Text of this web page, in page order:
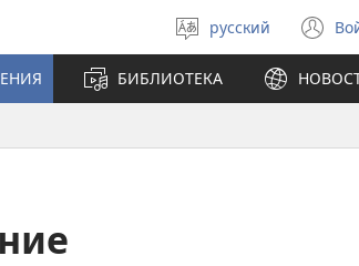
Выберите
язык
русский
в
БИБЛИОТЕКА